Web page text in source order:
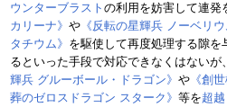
ウンターブラスト の利用を妨害して連発
カリーナ》 や 《反転の星輝兵 ノーベリウ
タチウム》 を駆使して再度処理する隙を
るといった手段で対応できなくはないが
輝兵 グルーボール・ドラゴン》 や 《創
葬のゼロスドラゴン スターク》 等を超越